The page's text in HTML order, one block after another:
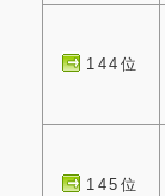
144位
145位